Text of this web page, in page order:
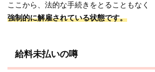
ここから、法的な手続きをとることもなく
強制的に解雇されている状態です。
給料未払いの噂